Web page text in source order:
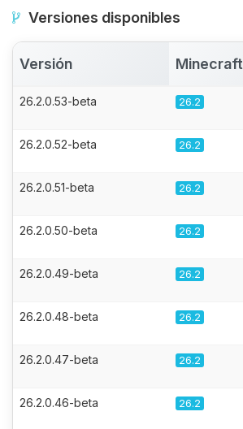
Versiones disponibles
Versión Minecraft
26.2.0.53-beta 26.2
26.2.0.52-beta 26.2
26.2.0.51-beta 26.2
26.2.0.50-beta 26.2
26.2.0.49-beta 26.2
26.2.0.48-beta 26.2
26.2.0.47-beta 26.2
26.2.0.46-beta 26.2